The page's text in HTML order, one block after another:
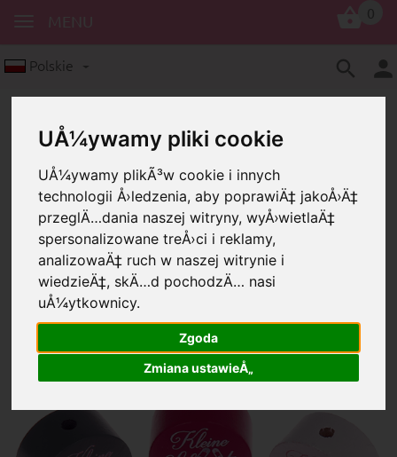
UÅ¼ywamy pliki cookie
UÅ¼ywamy plikÃ³w cookie i innych
technologii Å›ledzenia, aby poprawiÄ‡ jakoÅ›Ä‡
przeglÄ…dania naszej witryny, wyÅ›wietlaÄ‡
spersonalizowane treÅ›ci i reklamy,
analizowaÄ‡ ruch w naszej witrynie i
wiedzieÄ‡, skÄ…d pochodzÄ… nasi
uÅ¼ytkownicy.
Zgoda
Zmiana ustawieÅ„
Polskie
Koraliki z motywami
Koraliki z motywem "Kleine Schwester"
Koraliki z motywem "Kleine
Schwester"